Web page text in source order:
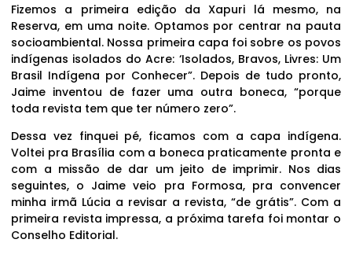
Fizemos a primeira edição da Xapuri lá mesmo, na
Reserva, em uma noite. Optamos por centrar na pauta
socioambiental. Nossa primeira capa foi sobre os povos
indígenas isolados do Acre: ‘Isolados, Bravos, Livres: Um
Brasil Indígena por Conhecer”. Depois de tudo pronto,
Jaime inventou de fazer uma outra boneca, “porque
toda revista tem que ter número zero”.
Dessa vez finquei pé, ficamos com a capa indígena.
Voltei pra Brasília com a boneca praticamente pronta e
com a missão de dar um jeito de imprimir. Nos dias
seguintes, o Jaime veio pra Formosa, pra convencer
minha irmã Lúcia a revisar a revista, “de grátis”. Com a
primeira revista impressa, a próxima tarefa foi montar o
Conselho Editorial.